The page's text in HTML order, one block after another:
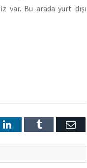
var. Bu arada yurt dışı
LinkedInTumblr E-